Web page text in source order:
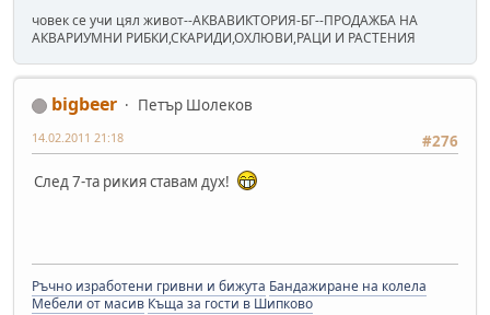
човек се учи цял живот--АКВАВИКТОРИЯ-БГ--ПРОДАЖБА НА
АКВАРИУМНИ РИБКИ,СКАРИДИ,ОХЛЮВИ,РАЦИ И РАСТЕНИЯ
bigbeer
Петър Шолеков
#276
14.02.2011 21:18
След 7-та рикия ставам дух!
Ръчно изработени гривни и бижута Бандажиране на колела
Мебели от масив Къща за гости в Шипково